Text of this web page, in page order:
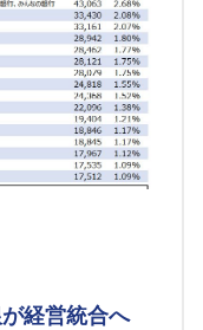
が経営統合へ